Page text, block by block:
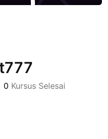
0 Kursus Selesai